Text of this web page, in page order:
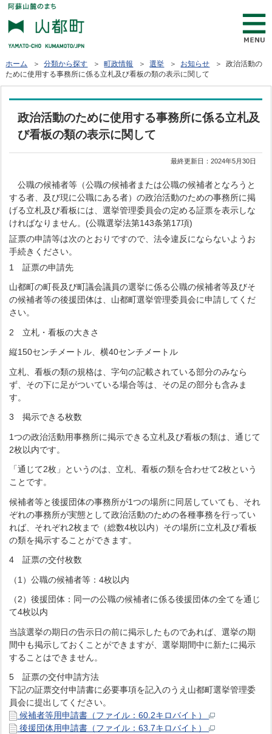
ホーム ＞分類から探す ＞町政情報 ＞選挙 ＞ お知らせ ＞ 政治活動の
ために使用する事務所に係る立札及び看板の類の表示に関して
政治活動のために使用する事務所に係る立札及
び看板の類の表示に関して
最終更新日：2024年5月30日
公職の候補者等（公職の候補者または公職の候補者となろうと
する者、及び現に公職にある者）の政治活動のための事務所に掲
げる立札及び看板には、選挙管理委員会の定める証票を表示しな
ければなりません。(公職選挙法第143条第17項)
証票の申請等は次のとおりですので、法令違反にならないようお
手続きください。
1 証票の申請先
山都町の町長及び町議会議員の選挙に係る公職の候補者等及びそ
の候補者等の後援団体は、山都町選挙管理委員会に申請してくだ
さい。
2 立札・看板の大きさ
縦150センチメートル、横40センチメートル
立札、看板の類の規格は、字句の記載されている部分のみなら
ず、その下に足がついている場合等は、その足の部分も含みま
す。
3 掲示できる枚数
1つの政治活動用事務所に掲示できる立札及び看板の類は、通じて
2枚以内です。
「通じて2枚」というのは、立札、看板の類を合わせて2枚という
ことです。
候補者等と後援団体の事務所が1つの場所に同居していても、それ
ぞれの事務所が実態として政治活動のための各種事務を行ってい
れば、それぞれ2枚まで（総数4枚以内）その場所に立札及び看板
の類を掲示することができます。
4 証票の交付枚数
（1）公職の候補者等：4枚以内
（2）後援団体：同一の公職の候補者に係る後援団体の全てを通じ
て4枚以内
当該選挙の期日の告示日の前に掲示したものであれば、選挙の期
間中も掲示しておくことができますが、選挙期間中に新たに掲示
することはできません。
5 証票の交付申請方法
下記の証票交付申請書に必要事項を記入のうえ山都町選挙管理委
員会に提出してください。
候補者等用申請書（ファイル：60.2キロバイト）
後援団体用申請書（ファイル：63.7キロバイト）